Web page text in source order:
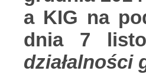
a KIG na
dnia 7
działalności